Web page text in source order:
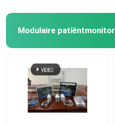
Modulaire patiëntmonitor